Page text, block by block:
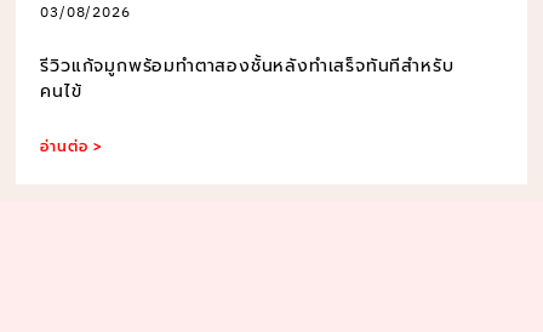
03/08/2026
รีวิวแก้จมูกพร้อมทำตาสองชั้นหลังทำเสร็จทันทีสำหรับ
คนไข้
อ่านต่อ >